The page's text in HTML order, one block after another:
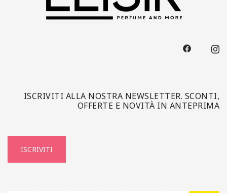
ISCRIVITI ALLA NOSTRA NEWSLETTER. SCONTI,
OFFERTE E NOVITÀ IN ANTEPRIMA
ISCRIVITI